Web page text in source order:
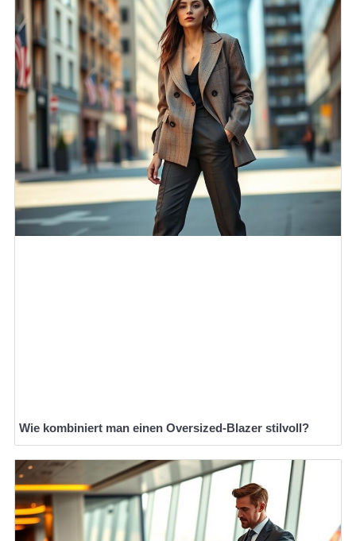
Wie kombiniert man einen Oversized-Blazer stilvoll?